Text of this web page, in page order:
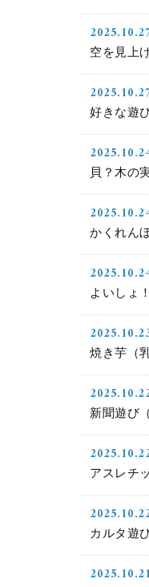
空を見上
好きな遊
貝？木の
かくれん
よいしょ
焼き芋（
新聞遊び
アスレチ
カルタ遊
2025.10.21